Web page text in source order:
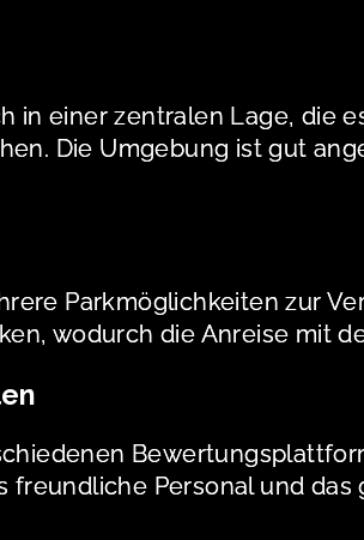
in einer zentralen Lage,
Die Umgebung ist gut
Parkmöglichkeiten zur
wodurch die Anreise mit
Personal und